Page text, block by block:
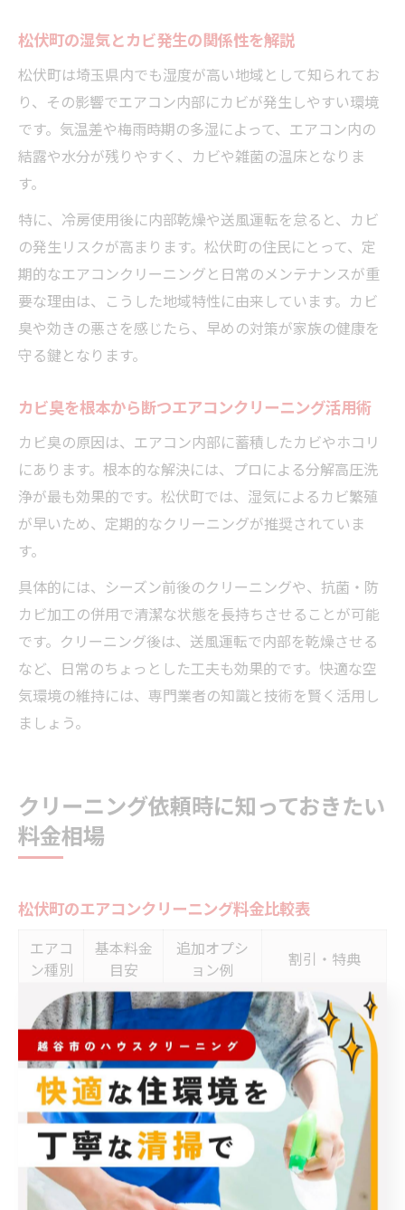
松伏町の湿気とカビ発生の関係性を解説
松伏町は埼玉県内でも湿度が高い地域として知られてお
り、その影響でエアコン内部にカビが発生しやすい環境
です。気温差や梅雨時期の多湿によって、エアコン内の
結露や水分が残りやすく、カビや雑菌の温床となりま
す。
特に、冷房使用後に内部乾燥や送風運転を怠ると、カビ
の発生リスクが高まります。松伏町の住民にとって、定
期的なエアコンクリーニングと日常のメンテナンスが重
要な理由は、こうした地域特性に由来しています。カビ
臭や効きの悪さを感じたら、早めの対策が家族の健康を
守る鍵となります。
カビ臭を根本から断つエアコンクリーニング活用術
カビ臭の原因は、エアコン内部に蓄積したカビやホコリ
にあります。根本的な解決には、プロによる分解高圧洗
浄が最も効果的です。松伏町では、湿気によるカビ繁殖
が早いため、定期的なクリーニングが推奨されていま
す。
具体的には、シーズン前後のクリーニングや、抗菌・防
カビ加工の併用で清潔な状態を長持ちさせることが可能
です。クリーニング後は、送風運転で内部を乾燥させる
など、日常のちょっとした工夫も効果的です。快適な空
気環境の維持には、専門業者の知識と技術を賢く活用し
ましょう。
クリーニング依頼時に知っておきたい
料金相場
松伏町のエアコンクリーニング料金比較表
エアコ
ン種別
基本料金
目安
追加オプシ
ョン例
割引・特典
壁掛け
型
8,000円～
12,000円
抗菌・防カ
ビオプショ
ン
複数台割引（1台
1,000円程度）
お掃除
機能付
き
17,000円
前後
分解クリー
ニング
口コミ・実績を
参考
松伏町でエアコンクリーニングを検討する際は、各業者
の料金体系やサービス内容を比較することが重要です。